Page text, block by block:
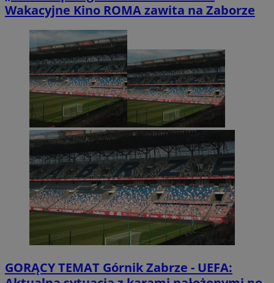
Wakacyjne Kino ROMA zawita na Zaborze
GORĄCY TEMAT Górnik Zabrze - UEFA: